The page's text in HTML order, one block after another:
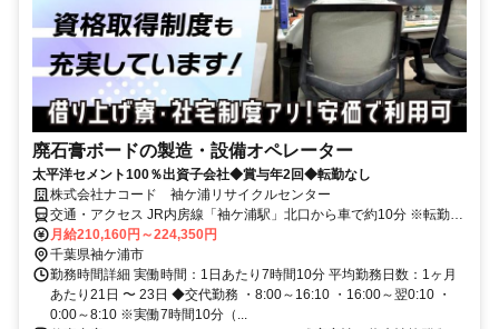
廃石膏ボードの製造・設備オペレーター
太平洋セメント100％出資子会社◆賞与年2回◆転勤なし
株式会社ナコード 袖ケ浦リサイクルセンター
交通・アクセス JR内房線「袖ケ浦駅」北口から車で約10分 ※転勤な
し
月給210,160円～224,350円
千葉県袖ケ浦市
勤務時間詳細 実働時間：1日あたり7時間10分 平均勤務日数：1ヶ月
あたり21日 〜 23日 ◆交代勤務 ・8:00～16:10 ・16:00～翌0:10 ・
0:00～8:10 ※実働7時間10分（...